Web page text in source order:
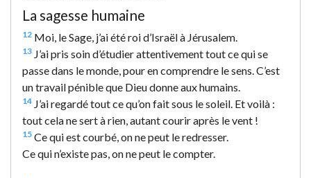
La sagesse humaine
12 Moi, le Sage, j’ai été roi d’Israël à Jérusalem.
13 J’ai pris soin d’étudier attentivement tout ce qui se
passe dans le monde, pour en comprendre le sens. C’est
un travail pénible que Dieu donne aux humains.
14 J’ai regardé tout ce qu’on fait sous le soleil. Et voilà :
tout cela ne sert à rien, autant courir après le vent !
15 Ce qui est courbé, on ne peut le redresser.
Ce qui n’existe pas, on ne peut le compter.